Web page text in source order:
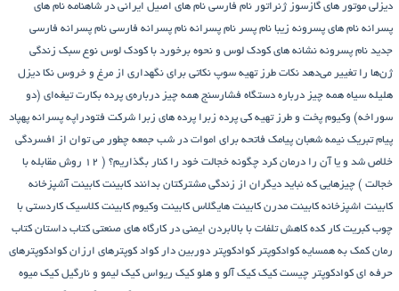
دیزلی موتور های گازسوز ژنراتور نام فارسی نام های اصیل ایرانی در شاهنامه نام های
پسرانه نام های پسرونه زیبا نام پسر نام پسرانه نام پسرانه فارسی نام پسرانه فارسی
جدید نام پسرونه نشانه های کودک لوس و نحوه برخورد با کودک لوس نوع سبک زندگی
ژن‌ها را تغییر می‌دهد نکات طرز تهیه سوپ نکاتی برای نگهداری از مرغ و خروس نکا دیزل
هلیله سیاه همه چیز درباره دستگاه فشارسنج همه چیز درباره‌ی پرده بکارت تیغه‌ای (دو
سوراخه) وکیوم پخت و طرز تهیه کی پرده زبرا پرده های زبرا شرکت فتودراپه پسرانه پهپاد
پیام تبریک نیمه شعبان پیامک فاتحه برای اموات در شب جمعه چطور می توان از افسردگی
خلاص شد و یا آن را درمان کرد
چگونه خجالت خود را کنار بگذاریم؟ ( 12 روش مقابله با
خجالت ) چیزهایی که نباید دیگران از زندگی مشترکتان بدانند کابینت کابینت آشپزخانه
کابینت اشپزخانه کابینت مدرن کابینت هایگلاس کابینت وکیوم کابینت کلاسیک کاردستی با
چوب کبریت کار کده کاهش تلفات با بالابردن ایمنی در کارگاه های صنعتی کتاب داستان کتاب
رمان کمک به همسایه کوادکوپتر کوادکوپتر دوربین دار کواد کوپترهای ارزان کوادکوپترهای
حرفه ای کوادکوپتر چیست کیک کیک آلو و هلو کیک ریواس کیک لیمو و نارگیل کیک میوه